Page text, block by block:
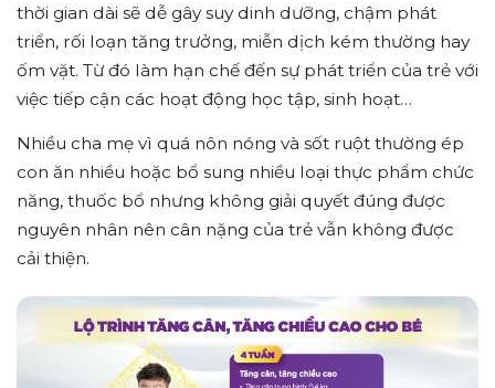
thời gian dài sẽ dễ gây suy dinh dưỡng, chậm phát
triển, rối loạn tăng trưởng, miễn dịch kém thường hay
ốm vặt. Từ đó làm hạn chế đến sự phát triển của trẻ với
việc tiếp cận các hoạt động học tập, sinh hoạt…
Nhiều cha mẹ vì quá nôn nóng và sốt ruột thường ép
con ăn nhiều hoặc bổ sung nhiều loại thực phẩm chức
năng, thuốc bổ nhưng không giải quyết đúng được
nguyên nhân nên cân nặng của trẻ vẫn không được
cải thiện.